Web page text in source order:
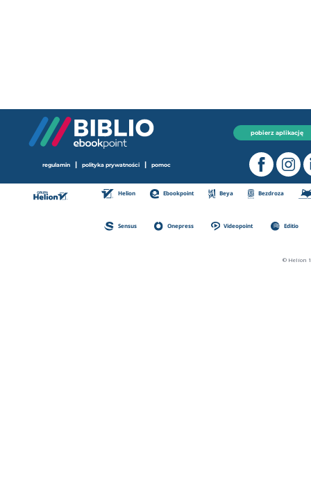
pobierz aplikację
regulamin | polityka prywatności | pomoc
Helion Ebookpoint Beya Bezdroza
Sensus Onepress Videopoint Editio
© Helion